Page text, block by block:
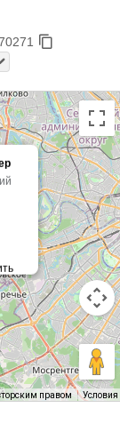
правом Условия